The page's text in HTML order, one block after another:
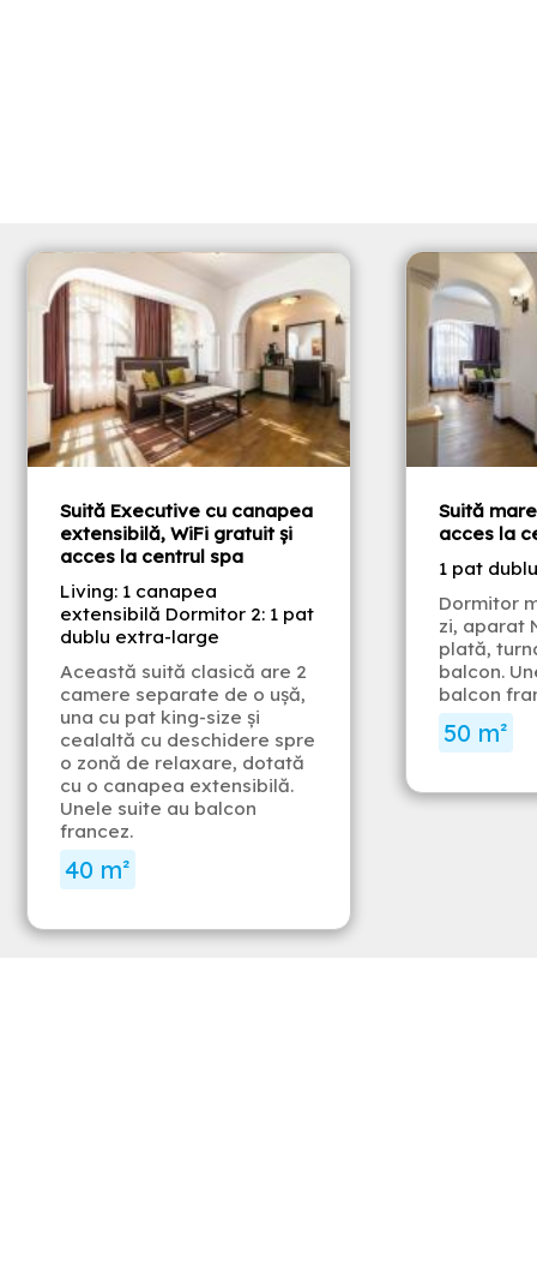
Suită Executive cu canapea
extensibilă, WiFi gratuit și
acces la centrul spa
Living: 1 canapea
extensibilă Dormitor 2: 1 pat
dublu extra-large
Această suită clasică are 2
camere separate de o uşă,
una cu pat king-size şi
cealaltă cu deschidere spre
o zonă de relaxare, dotată
cu o canapea extensibilă.
Unele suite au balcon
francez.
40 m²
Suită
acces la
1 pat
Dormitor
zi, aparat
plată,
balcon.
balcon
50 m²